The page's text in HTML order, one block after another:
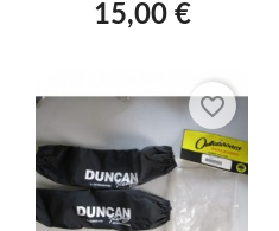
15,00 €
favorite_border